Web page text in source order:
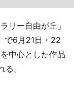
リー自由が丘」
で6月21日・22
中心とした作品
。